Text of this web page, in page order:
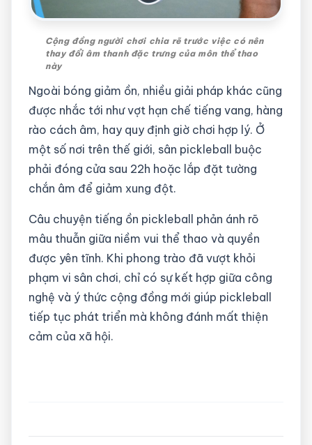
Cộng đồng người chơi chia rẽ trước việc có nên
thay đổi âm thanh đặc trưng của môn thể thao
này
Ngoài bóng giảm ồn, nhiều giải pháp khác cũng
được nhắc tới như vợt hạn chế tiếng vang, hàng
rào cách âm, hay quy định giờ chơi hợp lý. Ở
một số nơi trên thế giới, sân pickleball buộc
phải đóng cửa sau 22h hoặc lắp đặt tường
chắn âm để giảm xung đột.
Câu chuyện tiếng ồn pickleball phản ánh rõ
mâu thuẫn giữa niềm vui thể thao và quyền
được yên tĩnh. Khi phong trào đã vượt khỏi
phạm vi sân chơi, chỉ có sự kết hợp giữa công
nghệ và ý thức cộng đồng mới giúp pickleball
tiếp tục phát triển mà không đánh mất thiện
cảm của xã hội.